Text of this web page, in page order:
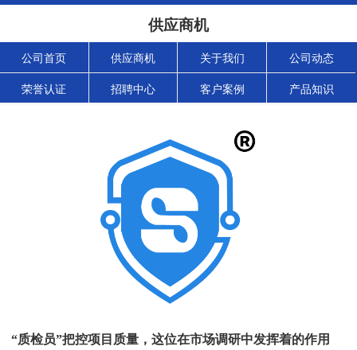
供应商机
公司首页 供应商机 关于我们 公司动态
荣誉认证 招聘中心 客户案例 产品知识
“质检员”把控项目质量，这位在市场调研中发挥着的作用